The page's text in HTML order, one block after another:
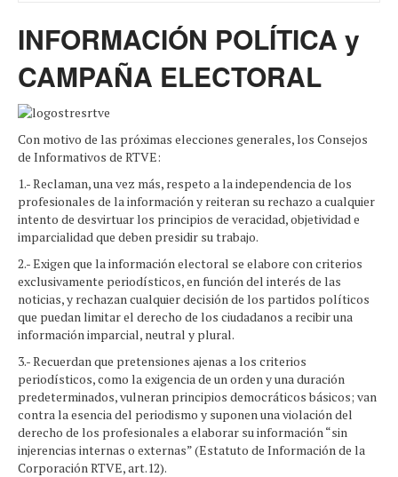
INFORMACIÓN POLÍTICA y
CAMPAÑA ELECTORAL
Con motivo de las próximas elecciones generales, los Consejos
de Informativos de RTVE:
1.- Reclaman, una vez más, respeto a la independencia de los
profesionales de la información y reiteran su rechazo a cualquier
intento de desvirtuar los principios de veracidad, objetividad e
imparcialidad que deben presidir su trabajo.
2.- Exigen que la información electoral se elabore con criterios
exclusivamente periodísticos, en función del interés de las
noticias, y rechazan cualquier decisión de los partidos políticos
que puedan limitar el derecho de los ciudadanos a recibir una
información imparcial, neutral y plural.
3.- Recuerdan que pretensiones ajenas a los criterios
periodísticos, como la exigencia de un orden y una duración
predeterminados, vulneran principios democráticos básicos; van
contra la esencia del periodismo y suponen una violación del
derecho de los profesionales a elaborar su información “sin
injerencias internas o externas” (Estatuto de Información de la
Corporación RTVE, art.12).